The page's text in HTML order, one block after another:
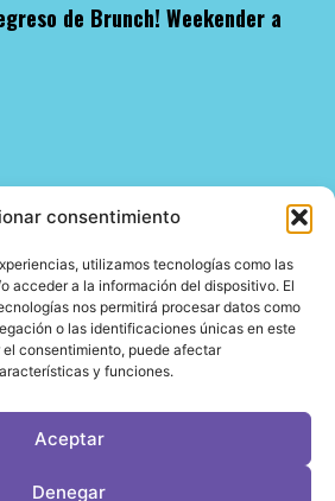
consentimiento
utilizamos tecnologías como las
acceder a la información del dispositivo. El
nos permitirá procesar datos como
o las identificaciones únicas en este
consentimiento, puede afectar
y funciones.
Aceptar
Denegar
de Brunch! Weekender a
es cosa de Pyramid